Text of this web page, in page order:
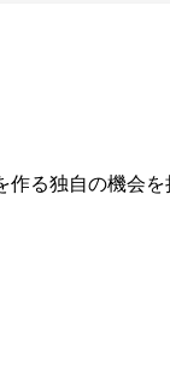
る独自の機会を